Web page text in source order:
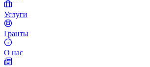
Услуги
Гранты
О нас